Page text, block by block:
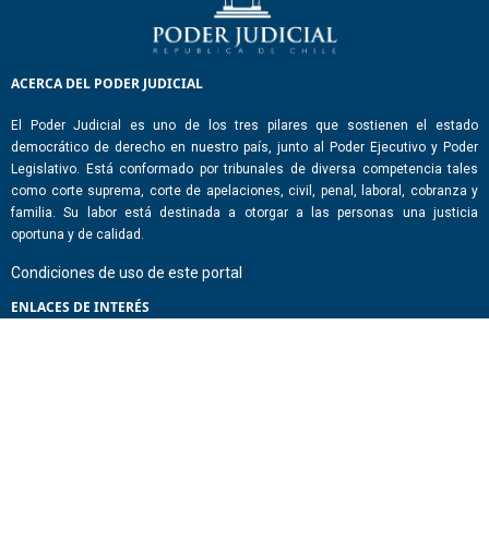
ACERCA DEL PODER JUDICIAL
El Poder Judicial es uno de los tres pilares que sostienen el estado
democrático de derecho en nuestro país, junto al Poder Ejecutivo y Poder
Legislativo. Está conformado por tribunales de diversa competencia tales
como corte suprema, corte de apelaciones, civil, penal, laboral, cobranza y
familia. Su labor está destinada a otorgar a las personas una justicia
oportuna y de calidad.
Condiciones de uso de este portal
ENLACES DE INTERÉS